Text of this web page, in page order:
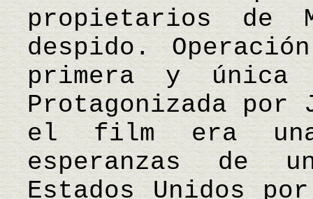
propietarios de
despido.
primera y
Protagonizada por
el film era una
esperanzas de
Estados Unidos